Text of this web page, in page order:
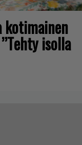
kotimainen
isolla